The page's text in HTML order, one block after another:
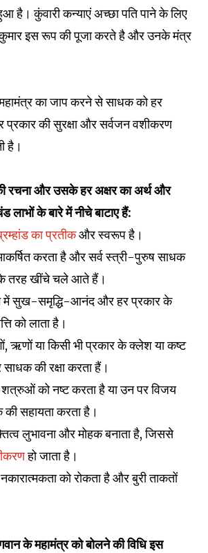
है। कुंवारी कन्याएं अच्छा पति पाने के लिए
कुमार इस रूप की पूजा करते है और उनके मंत्र
का जाप करने से साधक को हर
प्रकार की सुरक्षा और सर्वजन वशीकरण
है।
रचना और उसके हर अक्षर का अर्थ और
के बारे में नीचे बाटाए हैं:
का प्रतीकऔर स्वरूप है।
करता है और सर्व स्त्री-पुरुष साधक
तरह खींचे चले आते हैं।
सुख-समृद्धि-आनंद और हर प्रकार के
को लाता है।
ऋणों या किसी भी प्रकार के क्लेश या कष्ट
की रक्षा करता हैं।
को नष्ट करता है या उन पर विजय
सहायता करता है।
लुभावना और मोहक बनाता है, जिससे
हो जाता है।
को रोकता है और बुरी ताकतों
के महामंत्र को बोलने की विधि इस